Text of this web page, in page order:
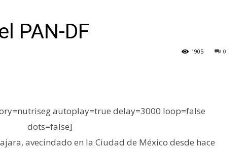
PAN-DF
0
1905
autoplay=true delay=3000 loop=false
dots=false]
avecindado en la Ciudad de México desde hace